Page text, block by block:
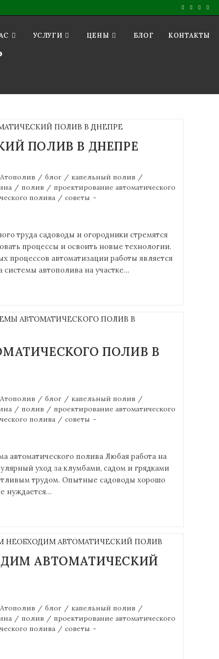
УСЛУГИ ЦЕНЫ БЛОГ КОНТАКТЫ
ПОЛИВ В ДНЕПРЕ
Атополив / блог / капельный полив /
/ полив / проектирование автоматического
полива / советы
труда садоводы и огородники стремятся
процессы и освоить новые технологии.
процессов автоматизации работы является
системы автополива на участке…
ПОЛИВ В
Атополив / блог / капельный полив /
/ полив / проектирование автоматического
полива / советы
автоматического полива Любая работа на
уход за клумбами, садом и грядками
трудом. Опытные садоводы хорошо
нуждается…
АВТОМАТИЧЕСКИЙ
Атополив / блог / капельный полив /
/ полив / проектирование автоматического
полива / советы